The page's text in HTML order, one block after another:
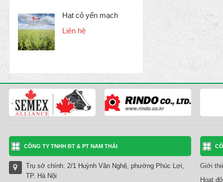
Hạt cỏ yến mạch
Liên hệ
CÔNG TY TNHH ĐT & PT NAM THÁI
Trụ sở chính: 2/1 Huỳnh Văn Nghệ, phường Phúc Lợi,
TP. Hà Nội
Giới
Hoạt